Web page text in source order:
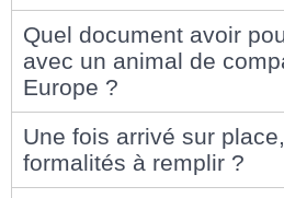
Quel document avoir
avec un animal de
Europe ?
Une fois arrivé sur
formalités à remplir ?